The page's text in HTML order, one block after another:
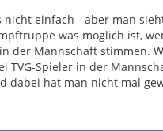
nicht einfach - aber man
was möglich ist,
der Mannschaft stimmen.
TVG-Spieler in der
dabei hat man nicht mal